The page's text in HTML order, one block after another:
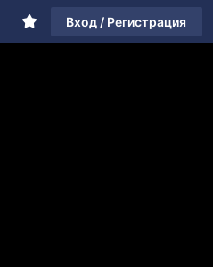
Вход / Регистрация